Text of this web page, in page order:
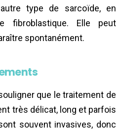
type de sarcoïde, en
fibroblastique. Elle peut
spontanément.
que le traitement de
très délicat, long et parfois
souvent invasives, donc